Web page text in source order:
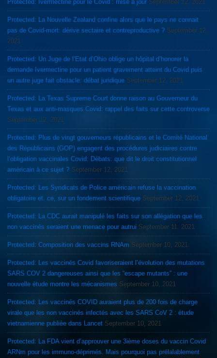
Protected: Ivermectine pour le Covid : mise à jour September 12, 2021
Protected: La Nouvelle Zealand confine alors que le pays ne connait
pas de Covid-mort: dérive sectaire et contreproductive ? September 12,
2021
Protected: Un Juge de l’Etat d’Ohio oblige un hôpital d’honorer la
demande Ivermectine pour un patient gravement atteint du Covid puis
un autre juge fait obstacle: débat juridique September 12, 2021
Protected: La Texas Supreme Court donne raison au Gouverneur du
Texas et aux anti-masques Covid: rappel des faits sur cette controverse
September 12, 2021
Protected: Plus de vingt gouverneurs républicains et le Comité National
des Républicains (GOP) engagent des procédures judiciaires contre
l’obligation vaccinales Covid: Débats: que dit le droit constitutionnel
américain à ce sujet ? September 12, 2021
Protected: Les Syndicats de Police américain refuse la vaccination
obligatoire et. ce, sur un fondement scientifique September 12, 2021
Protected: La CDC aurait manipulé les faits sur son allégation que les
non vaccinés seraient une menace pour autrui September 11, 2021
Protected: Composition des vaccins RNAm September 10, 2021
Protected: Les vaccinés Covid favoriseraient l’évolution des mutations
SARS COV 2 dangereuses ainsi que les “escape mutants” : une
nouvelle étude montre les mécanismes September 10, 2021
Protected: Les vaccinés COVID auraient plus de 200 fois de charge
virale que les non vaccinés infectés avec les SARS CoV 2 : étude
vietnamienne publiée dans Lancet September 10, 2021
Protected: La FDA vient d’approuver une 3ième doses du vaccin Covid
ARNm pour les immuno-déprimés. Mais pourquoi pas prélalablement